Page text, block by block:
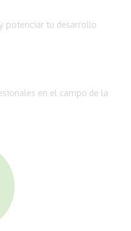
potenciar tu desarrollo
en el campo de la